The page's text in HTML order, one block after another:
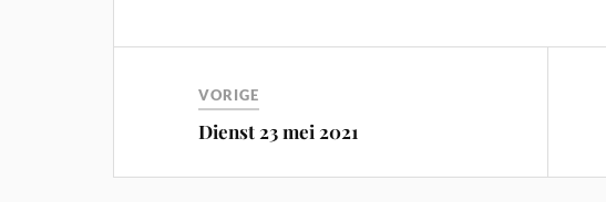
VORIGE
Dienst 23 mei 2021